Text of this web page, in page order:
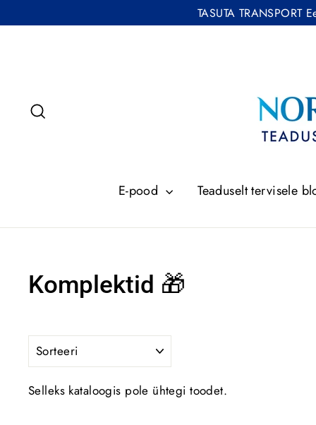
toodete
TASUTA TRANSPORT
E-pood Teaduselt tervisele
Komplektid 🎁
Selleks kataloogis pole ühtegi toodet.